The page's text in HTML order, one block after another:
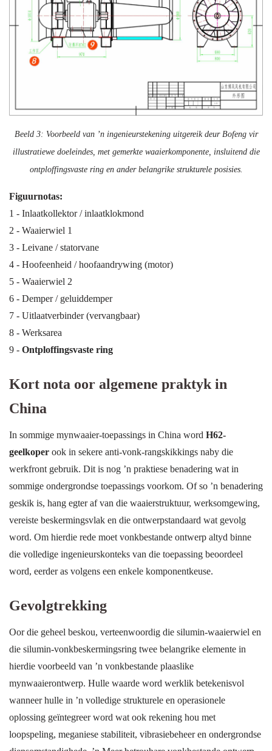
Beeld 3: Voorbeeld van ’n ingenieurstekening uitgereik deur Bofeng vir
illustratiewe doeleindes, met gemerkte waaierkomponente, insluitend die
ontploffingsvaste ring en ander belangrike strukturele posisies.
Figuurnotas:
1 - Inlaatkollektor / inlaatklokmond
2 - Waaierwiel 1
3 - Leivane / statorvane
4 - Hoofeenheid / hoofaandrywing (motor)
5 - Waaierwiel 2
6 - Demper / geluiddemper
7 - Uitlaatverbinder (vervangbaar)
8 - Werksarea
9 - Ontploffingsvaste ring
Kort nota oor algemene praktyk in
China
In sommige mynwaaier-toepassings in China word H62-
geelkoper ook in sekere anti-vonk-rangskikkings naby die
werkfront gebruik. Dit is nog ’n praktiese benadering wat in
sommige ondergrondse toepassings voorkom. Of so ’n benadering
geskik is, hang egter af van die waaierstruktuur, werksomgewing,
vereiste beskermingsvlak en die ontwerpstandaard wat gevolg
word. Om hierdie rede moet vonkbestande ontwerp altyd binne
die volledige ingenieurskonteks van die toepassing beoordeel
word, eerder as volgens een enkele komponentkeuse.
Gevolgtrekking
Oor die geheel beskou, verteenwoordig die silumin-waaierwiel en
die silumin-vonkbeskermingsring twee belangrike elemente in
hierdie voorbeeld van ’n vonkbestande plaaslike
mynwaaierontwerp. Hulle waarde word werklik betekenisvol
wanneer hulle in ’n volledige strukturele en operasionele
oplossing geïntegreer word wat ook rekening hou met
loopspeling, meganiese stabiliteit, vibrasiebeheer en ondergrondse